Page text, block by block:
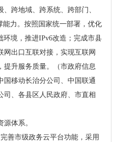
跨地域、跨系统、跨部门、
能力。按照国家统一部署，优化
环境，推进IPv6改造；完成市县
网出口互联对接，实现互联网
提升服务质量。（市政府信息
国移动长治分公司、中国联通
司、各县区人民政府、市直相
源体系。
善市级政务云平台功能，采用